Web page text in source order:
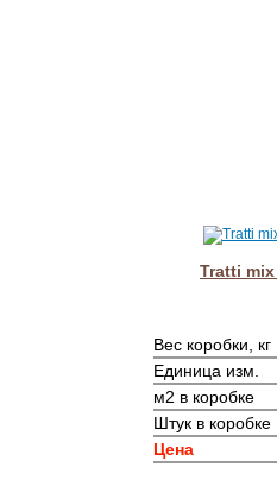
Tratti
Вес коробки, кг
Единица изм.
м2 в коробке
Штук в коробке
Цена